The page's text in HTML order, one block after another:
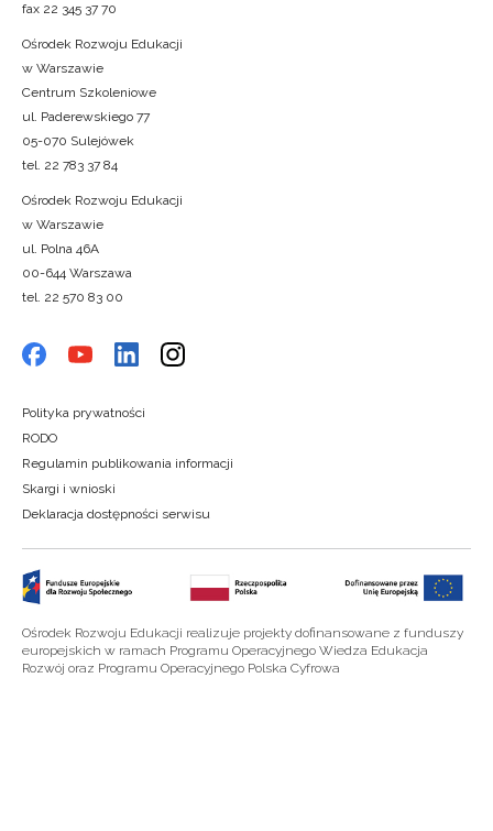
fax 22 345 37 70
Ośrodek Rozwoju Edukacji
w Warszawie
Centrum Szkoleniowe
ul. Paderewskiego 77
05-070 Sulejówek
tel. 22 783 37 84
Ośrodek Rozwoju Edukacji
w Warszawie
ul. Polna 46A
00-644 Warszawa
tel. 22 570 83 00
Polityka prywatności
RODO
Regulamin publikowania informacji
Skargi i wnioski
Deklaracja dostępności serwisu
Ośrodek Rozwoju Edukacji realizuje projekty dofinansowane z funduszy
europejskich w ramach Programu Operacyjnego Wiedza Edukacja
Rozwój oraz Programu Operacyjnego Polska Cyfrowa